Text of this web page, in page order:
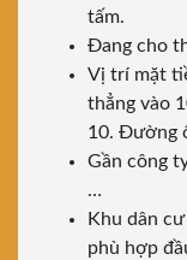
tấm.
Đang cho
Vị trí mặt
thẳng vào
10. Đường
Gần công
…
Khu dân
phù hợp